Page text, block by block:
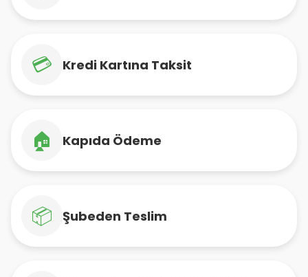
💳 Kredi Kartına Taksit
🏠 Kapıda Ödeme
📦 Şubeden Teslim